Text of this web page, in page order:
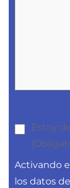
Estoy
Activando
los datos